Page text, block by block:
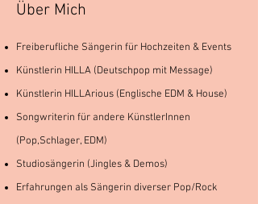
Über Mich
Freiberufliche Sängerin für Hochzeiten & Events
Künstlerin HILLA (Deutschpop mit Message)
Künstlerin HILLArious (Englische EDM & House)
Songwriterin für andere KünstlerInnen
(Pop,Schlager, EDM)
Studiosängerin (Jingles & Demos)
Erfahrungen als Sängerin diverser Pop/Rock